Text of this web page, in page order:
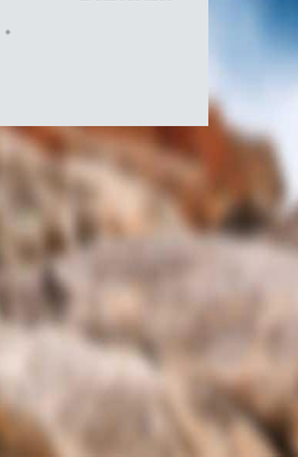
Symbole
du
Canada